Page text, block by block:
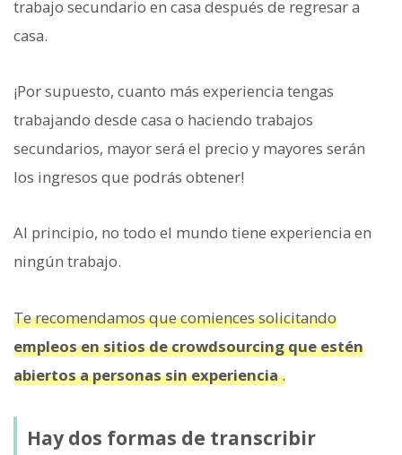
trabajo secundario en casa después de regresar a
casa.
¡Por supuesto, cuanto más experiencia tengas
trabajando desde casa o haciendo trabajos
secundarios, mayor será el precio y mayores serán
los ingresos que podrás obtener!
Al principio, no todo el mundo tiene experiencia en
ningún trabajo.
Te recomendamos que comiences solicitando
empleos en sitios de crowdsourcing que estén
abiertos a personas sin experiencia.
Hay dos formas de transcribir